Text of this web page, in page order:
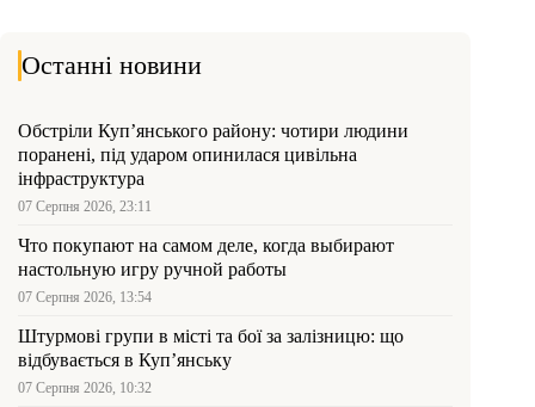
Останні новини
Обстріли Куп’янського району: чотири людини
поранені, під ударом опинилася цивільна
інфраструктура
07 Серпня 2026, 23:11
Что покупают на самом деле, когда выбирают
настольную игру ручной работы
07 Серпня 2026, 13:54
Штурмові групи в місті та бої за залізницю: що
відбувається в Куп’янську
07 Серпня 2026, 10:32